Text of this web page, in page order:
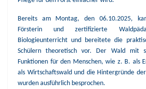
Bereits am Montag, den 06.10.2025,
Försterin und zertifizierte
Biologieunterricht und bereitete die
Schülern theoretisch vor. Der Wald mit
Funktionen für den Menschen, wie z. B. als
als Wirtschaftswald und die Hintergründe
wurden ausführlich besprochen.